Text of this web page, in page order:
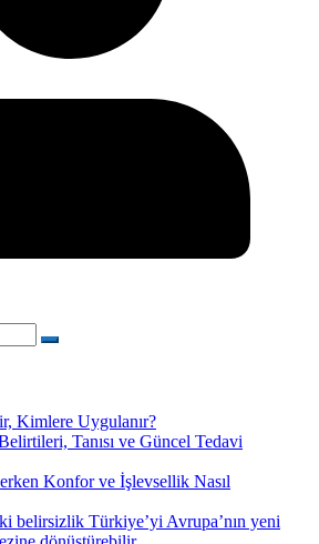
Kimlere Uygulanır?
Tanısı ve Güncel Tedavi
Konfor ve İşlevsellik Nasıl
belirsizlik Türkiye’yi Avrupa’nın yeni